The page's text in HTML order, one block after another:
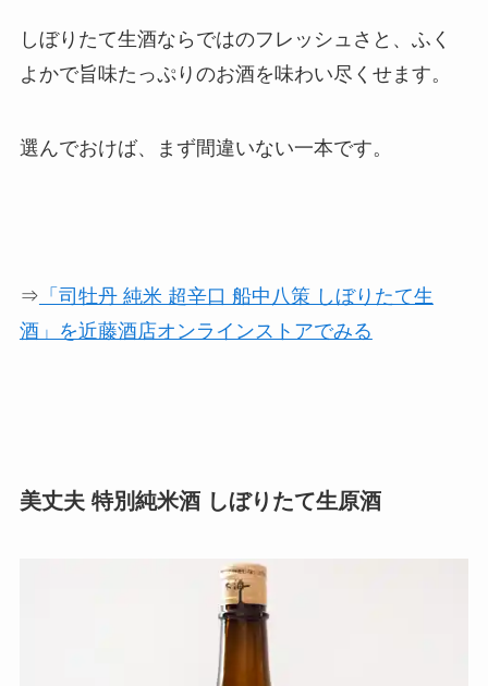
しぼりたて生酒ならではのフレッシュさと、ふく
よかで旨味たっぷりのお酒を味わい尽くせます。
選んでおけば、まず間違いない一本です。
⇒ 「司牡丹 純米 超辛口 船中八策 しぼりたて生
酒」を近藤酒店オンラインストアでみる
美丈夫 特別純米酒 しぼりたて生原酒